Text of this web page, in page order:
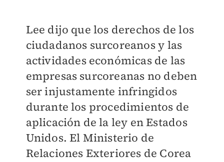
Lee dijo que los derechos de los
ciudadanos surcoreanos y las
actividades económicas de las
empresas surcoreanas no deben
ser injustamente infringidos
durante los procedimientos de
aplicación de la ley en Estados
Unidos. El Ministerio de
Relaciones Exteriores de Corea